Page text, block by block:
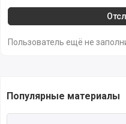
Пользователь ещё не
Популярные материалы